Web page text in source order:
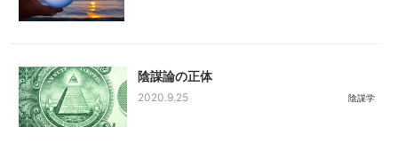
陰謀論の正体
2020.9.25 陰謀学